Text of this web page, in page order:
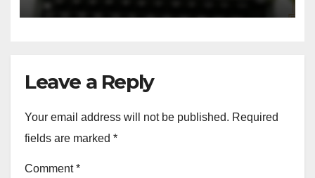
Leave a Reply
Your email address will not be published. Required
fields are marked *
Comment*